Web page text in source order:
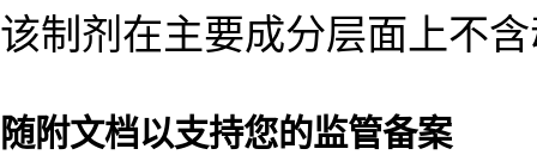
该制剂在主要成分层面上不
随附文档以支持您的监管备案